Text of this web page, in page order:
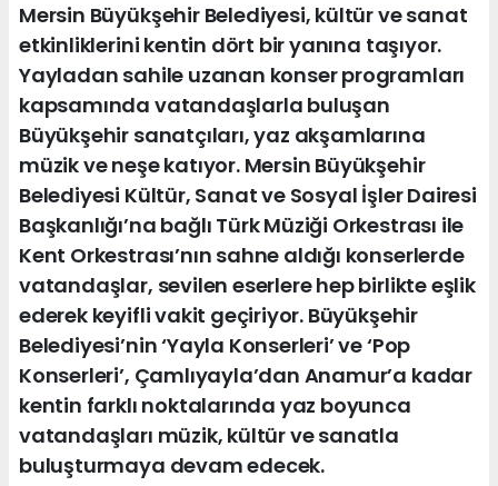
Mersin Büyükşehir Belediyesi, kültür ve sanat
etkinliklerini kentin dört bir yanına taşıyor.
Yayladan sahile uzanan konser programları
kapsamında vatandaşlarla buluşan
Büyükşehir sanatçıları, yaz akşamlarına
müzik ve neşe katıyor. Mersin Büyükşehir
Belediyesi Kültür, Sanat ve Sosyal İşler Dairesi
Başkanlığı’na bağlı Türk Müziği Orkestrası ile
Kent Orkestrası’nın sahne aldığı konserlerde
vatandaşlar, sevilen eserlere hep birlikte eşlik
ederek keyifli vakit geçiriyor. Büyükşehir
Belediyesi’nin ‘Yayla Konserleri’ ve ‘Pop
Konserleri’, Çamlıyayla’dan Anamur’a kadar
kentin farklı noktalarında yaz boyunca
vatandaşları müzik, kültür ve sanatla
buluşturmaya devam edecek.